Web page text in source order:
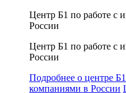
Центр Б1 по работе с
России
Центр Б1 по работе с
России
Подробнее о центре
компаниями в России